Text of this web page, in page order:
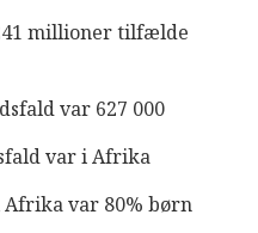
millioner tilfælde
var 627 000
var i Afrika
var 80% børn